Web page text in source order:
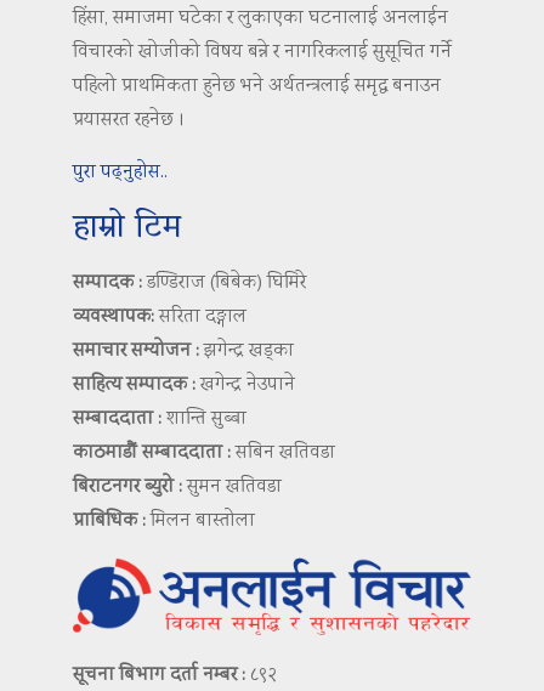
हिंसा, समाजमा घटेका र लुकाएका घटनालाई अनलाईन
विचारको खोजीको विषय बन्ने र नागरिकलाई सुसूचित गर्ने
पहिलो प्राथमिकता हुनेछ भने अर्थतन्त्रलाई समृद्ध बनाउन
प्रयासरत रहनेछ ।
पुरा पढ्नुहोस..
हाम्रो टिम
सम्पादक :डण्डिराज (बिबेक) घिमिरे
व्यवस्थापक:सरिता दङ्गाल
समाचार सम्योजन :झगेन्द्र खड्का
साहित्य सम्पादक :खगेन्द्र नेउपाने
सम्बाददाता :शान्ति सुब्बा
काठमाडौं सम्बाददाता :सबिन खतिवडा
बिराटनगर ब्युरो :सुमन खतिवडा
प्राबिधिक :मिलन बास्तोला
सूचना बिभाग दर्ता नम्बर : ८९२